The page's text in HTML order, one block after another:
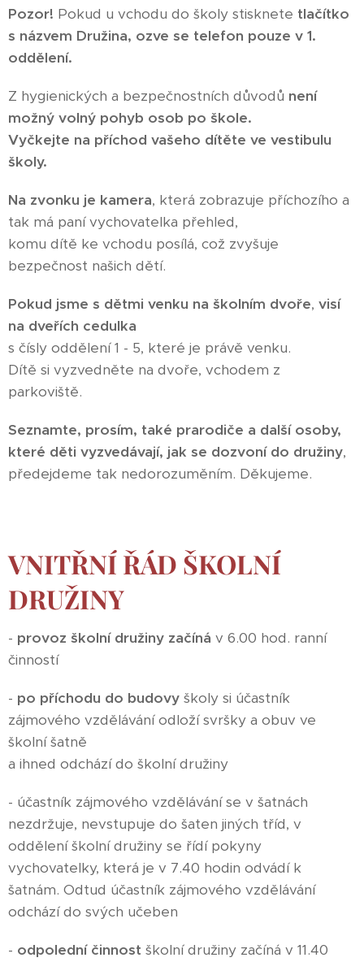
Pozor! Pokud u vchodu do školy stisknete tlačítko
s názvem Družina, ozve se telefon pouze v 1.
oddělení.
Z hygienických a bezpečnostních důvodů není
možný volný pohyb osob po škole.
Vyčkejte na příchod vašeho dítěte ve vestibulu
školy.
Na zvonku je kamera, která zobrazuje příchozího a
tak má paní vychovatelka přehled,
komu dítě ke vchodu posílá, což zvyšuje
bezpečnost našich dětí.
Pokud jsme s dětmi venku na školním dvoře, visí
na dveřích cedulka
s čísly oddělení 1 - 5, které je právě venku.
Dítě si vyzvedněte na dvoře, vchodem z
parkoviště.
Seznamte, prosím, také prarodiče a další osoby,
které děti vyzvedávají, jak se dozvoní do družiny,
předejdeme tak nedorozuměním. Děkujeme.
VNITŘNÍ ŘÁD ŠKOLNÍ
DRUŽINY
- provoz školní družiny začíná v 6.00 hod. ranní
činností
- po příchodu do budovy školy si účastník
zájmového vzdělávání odloží svršky a obuv ve
školní šatně
a ihned odchází do školní družiny
- účastník zájmového vzdělávání se v šatnách
nezdržuje, nevstupuje do šaten jiných tříd, v
oddělení školní družiny se řídí pokyny
vychovatelky, která je v 7.40 hodin odvádí k
šatnám. Odtud účastník zájmového vzdělávání
odchází do svých učeben
- odpolední činnost školní družiny začíná v 11.40